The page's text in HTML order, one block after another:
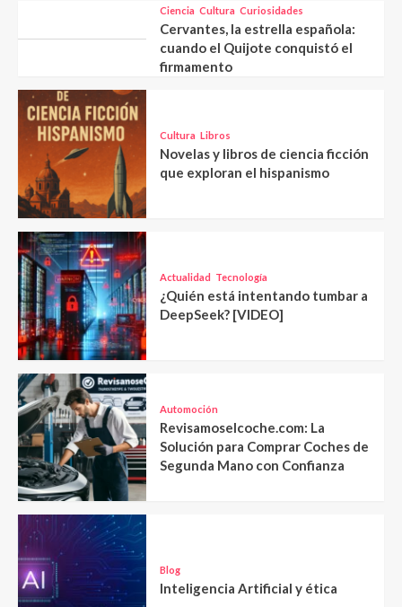
Ciencia Cultura Curiosidades
Cervantes, la estrella española:
cuando el Quijote conquistó el
firmamento
Cultura Libros
Novelas y libros de ciencia ficción
que exploran el hispanismo
Actualidad Tecnología
¿Quién está intentando tumbar a
DeepSeek? [VIDEO]
Automoción
Revisamoselcoche.com: La
Solución para Comprar Coches de
Segunda Mano con Confianza
Blog
Inteligencia Artificial y ética